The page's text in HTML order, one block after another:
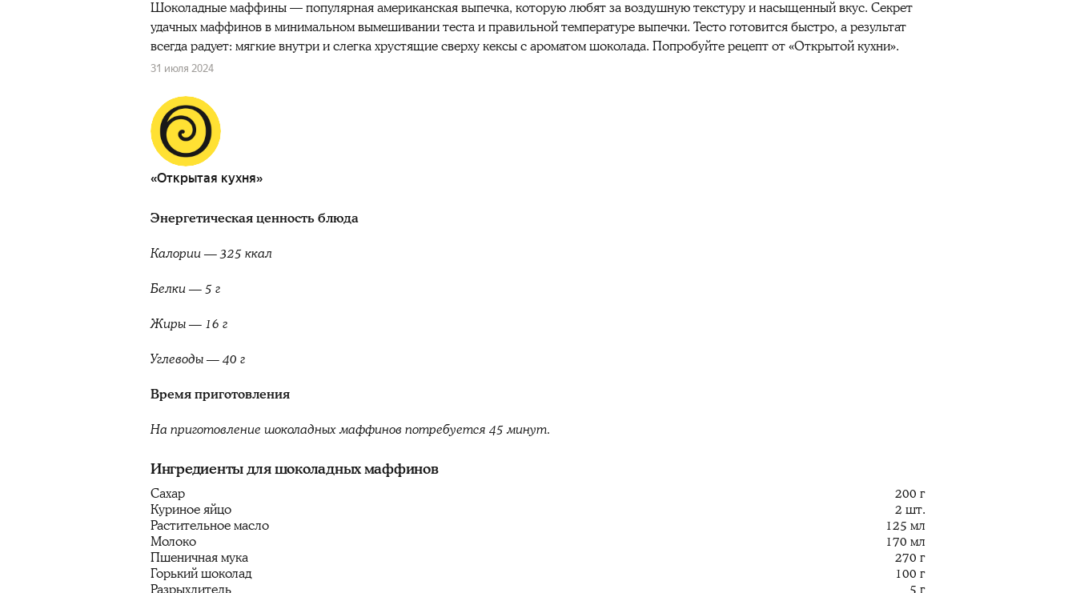
Шоколадные маффины — популярная американская выпечка, которую любят за воздушную текстуру и насыщенный вкус. Секрет
удачных маффинов в минимальном вымешивании теста и правильной температуре выпечки. Тесто готовится быстро, а результат
всегда радует: мягкие внутри и слегка хрустящие сверху кексы с ароматом шоколада. Попробуйте рецепт от «Открытой кухни».
31 июля 2024
«Открытая кухня»
Энергетическая ценность блюда
Калории — 325 ккал
Белки — 5 г
Жиры — 16 г
Углеводы — 40 г
Время приготовления
На приготовление шоколадных маффинов потребуется 45 минут.
Ингредиенты для шоколадных маффинов
Сахар
200 г
Куриное яйцо
2 шт.
Растительное масло
125 мл
Молоко
170 мл
Пшеничная мука
270 г
Горький шоколад
100 г